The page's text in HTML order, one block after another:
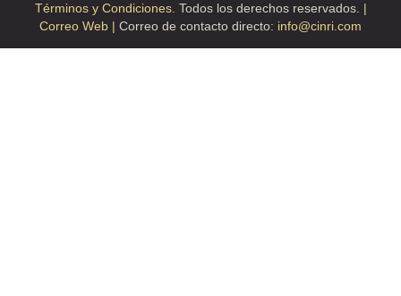
Términos y Condiciones. Todos los derechos reservados. |
Correo Web | Correo de contacto directo: info@cinri.com